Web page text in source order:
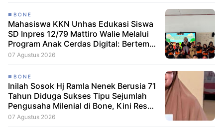
BONE
Mahasiswa KKN Unhas Edukasi Siswa
SD Inpres 12/79 Mattiro Walie Melalui
Program Anak Cerdas Digital: Berteman
Baik, Berani Tolak Bullying
07 Agustus 2026
BONE
Inilah Sosok Hj Ramla Nenek Berusia 71
Tahun Diduga Sukses Tipu Sejumlah
Pengusaha Milenial di Bone, Kini Resmi
Dilaporkan Dengan Kerugian Korban
07 Agustus 2026